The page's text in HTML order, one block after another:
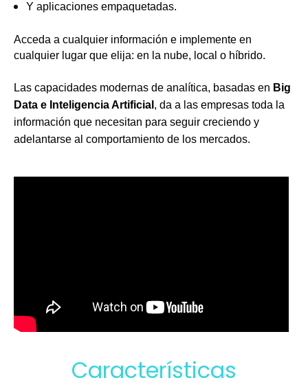
Y aplicaciones empaquetadas.
Acceda a cualquier información e implemente en
cualquier lugar que elija: en la nube, local o híbrido.
Las capacidades modernas de analítica, basadas en Big
Data e Inteligencia Artificial , da a las empresas toda la
información que necesitan para seguir creciendo y
adelantarse al comportamiento de los mercados.
Características